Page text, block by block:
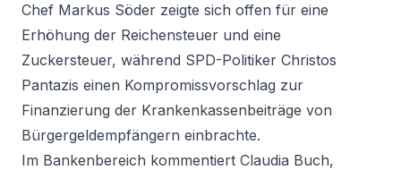
Chef Markus Söder zeigte sich offen für eine
Erhöhung der Reichensteuer und eine
Zuckersteuer, während SPD-Politiker Christos
Pantazis einen Kompromissvorschlag zur
Finanzierung der Krankenkassenbeiträge von
Bürgergeldempfängern einbrachte.
Im Bankenbereich kommentiert Claudia Buch,